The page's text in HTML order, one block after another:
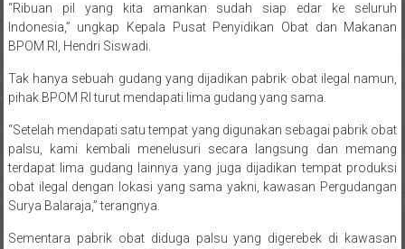
“Ribuan pil yang kita amankan sudah siap edar ke seluruh
Indonesia,” ungkap Kepala Pusat Penyidikan Obat dan Makanan
BPOM RI, Hendri Siswadi.
Tak hanya sebuah gudang yang dijadikan pabrik obat ilegal namun,
pihak BPOM RI turut mendapati lima gudang yang sama.
“Setelah mendapati satu tempat yang digunakan sebagai pabrik obat
palsu, kami kembali menelusuri secara langsung dan memang
terdapat lima gudang lainnya yang juga dijadikan tempat produksi
obat ilegal dengan lokasi yang sama yakni, kawasan Pergudangan
Surya Balaraja,” terangnya.
Sementara pabrik obat diduga palsu yang digerebek di kawasan